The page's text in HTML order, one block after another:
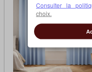
Consulter la
choix.